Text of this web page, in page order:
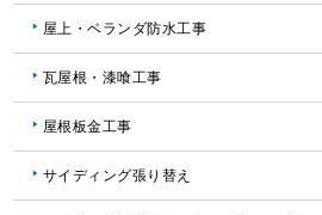
屋上・ベランダ防水工事
瓦屋根・漆喰工事
屋根板金工事
サイディング張り替え